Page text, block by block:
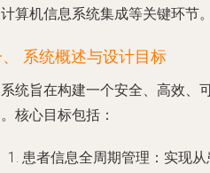
算机信息系统集成等关键环节。
系统概述与设计目标
统旨在构建一个安全、高效、
核心目标包括：
患者信息全周期管理 ：实现